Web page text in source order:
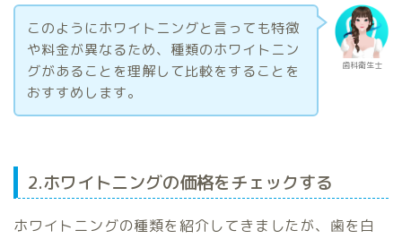
歯科衛生士
このようにホワイトニングと言っても特徴
や料金が異なるため、種類のホワイトニン
グがあることを理解して比較をすることを
おすすめします。
2.ホワイトニングの価格をチェックする
ホワイトニングの種類を紹介してきましたが、歯を白